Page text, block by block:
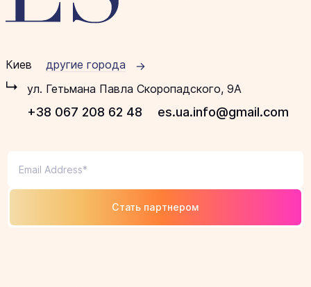
Киев
другие города
ул. Гетьмана Павла Скоропадского, 9А
+38 067 208 62 48 es.ua.info@gmail.com
Стать партнером